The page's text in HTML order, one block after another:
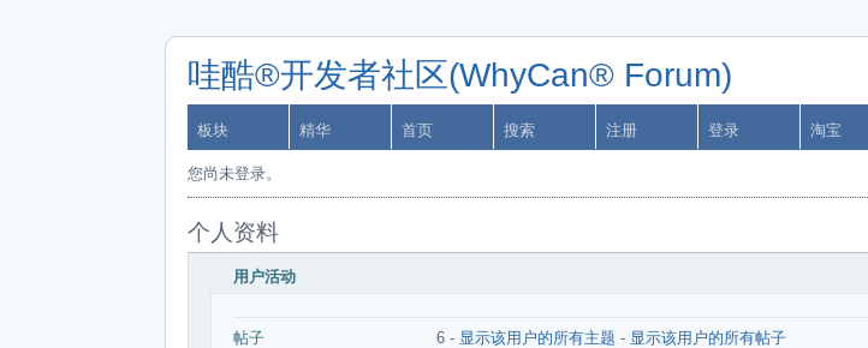
哇酷®开发者社区(WhyCan® Forum)
板块 精华 首页 搜索 注册 登录 淘宝
您尚未登录。
个人资料
用户活动
帖子 6 - 显示该用户的所有主题 - 显示该用户的所有帖子